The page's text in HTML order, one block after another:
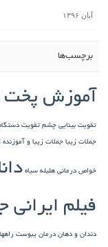
آبان ۱۳۹۶
برچسب‌ها
آموزش پخت
تقویت بینایی چشم تقویت
جملات زیبا جملات زیبا و آموزنده
خواص درمانی هلیله سیاه
فیلم ایرانی
دندان و دهان درمان یبوست